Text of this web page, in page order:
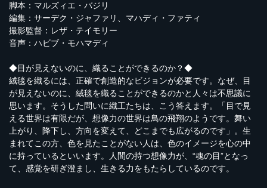
脚本：マルズィエ・バジリ
編集：サーデク・ジャファリ、マハディ・ファティ
撮影監督：レザ・テイモリー
音声：ハビブ・モハマディ
◆目が見えないのに、織ることができるのか？◆
絨毯を織るには、正確で創造的なビジョンが必要です。なぜ、目
が見えないのに、絨毯を織ることができるのかと人々は不思議に
思います。そうした問いに織工たちは、こう答えます。「目で見
える世界は有限だが、想像力の世界は鳥の飛翔のようです。舞い
上がり、降下し、方向を変えて、どこまでも広がるのです」。生
まれてこの方、色を見たことがない人は、色のイメージを心の中
に持っているといいます。人間の持つ想像力が、“魂の目”となっ
て、感覚を研ぎ澄まし、生きる力をもたらしているのです。